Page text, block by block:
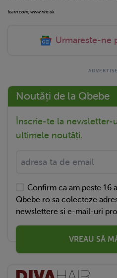
learn.com; www.nhs.uk.
Urmareste-ne
Noutăți de la Qbebe
Înscrie-te la newsletter-
ultimele noutăți.
Confirm ca am peste 16
Qbebe.ro sa colecteze
newslettere si e-mail-uri
VREAU SĂ